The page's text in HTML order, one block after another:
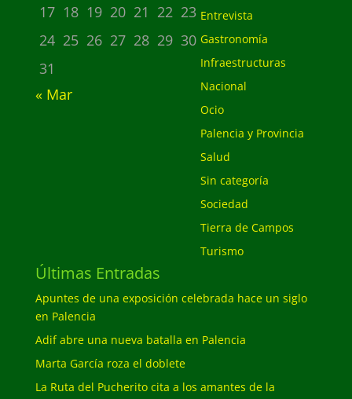
17 18 19 20 21 22 23
24 25 26 27 28 29 30
31
« Mar
Entrevista
Gastronomía
Infraestructuras
Nacional
Ocio
Palencia y Provincia
Salud
Sin categoría
Sociedad
Tierra de Campos
Turismo
Últimas Entradas
Apuntes de una exposición celebrada hace un siglo
en Palencia
Adif abre una nueva batalla en Palencia
Marta García roza el doblete
La Ruta del Pucherito cita a los amantes de la